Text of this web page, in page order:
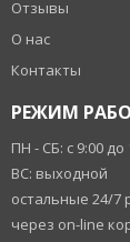
Отзывы
О нас
Контакты
РЕЖИМ
ПН - СБ: с 9:00 до
ВС: выходной
остальные 24/7
через on-line